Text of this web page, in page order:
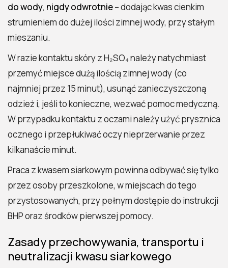
do wody, nigdy odwrotnie– dodając kwas cienkim
strumieniem do dużej ilości zimnej wody, przy stałym
mieszaniu.
W razie kontaktu skóry z H₂SO₄ należy natychmiast
przemyć miejsce dużą ilością zimnej wody (co
najmniej przez 15 minut), usunąć zanieczyszczoną
odzież i, jeśli to konieczne, wezwać pomoc medyczną.
W przypadku kontaktu z oczami należy użyć prysznica
ocznego i przepłukiwać oczy nieprzerwanie przez
kilkanaście minut.
Praca z kwasem siarkowym powinna odbywać się tylko
przez osoby przeszkolone, w miejscach do tego
przystosowanych, przy pełnym dostępie do instrukcji
BHP oraz środków pierwszej pomocy.
Zasady przechowywania, transportu i
neutralizacji kwasu siarkowego